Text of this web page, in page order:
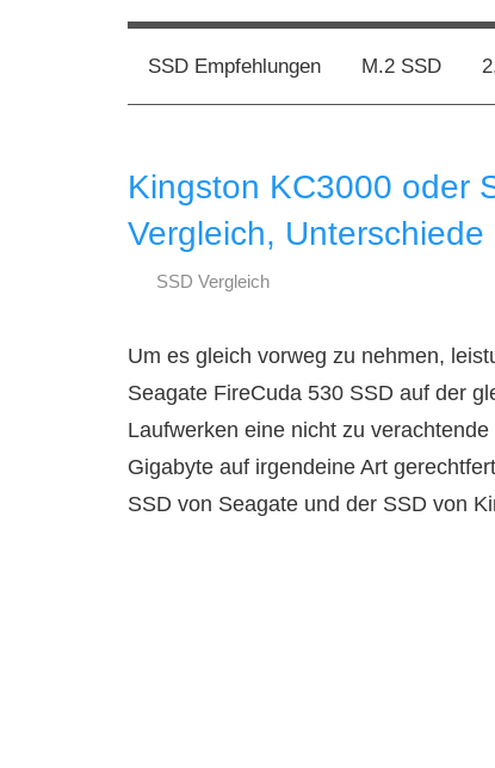
ssd-
ratgeber.de
SSD
Kaufberatung:
Kauftipp
SSD Empfehlungen M.2 SSD
Kingston KC3000 oder
Vergleich, Unterschiede
November
ratgeber.de
SSD Vergleich
Um es gleich vorweg zu nehmen,
Seagate FireCuda 530 SSD auf der
Laufwerken eine nicht zu
Gigabyte auf irgendeine Art
SSD von Seagate und der SSD von